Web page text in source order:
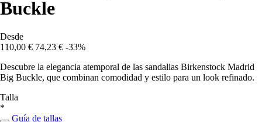
Buckle
Desde
110,00 € 74,23 € -33%
Descubre la elegancia atemporal de las sandalias Birkenstock Madrid
Big Buckle, que combinan comodidad y estilo para un look refinado.
Talla
*
Guía de tallas